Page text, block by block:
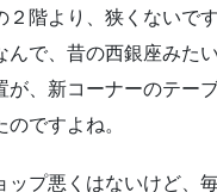
２階より、狭くないで
んで、昔の西銀座みた
が、新コーナーのテー
ですよね。
ップ悪くはないけど、